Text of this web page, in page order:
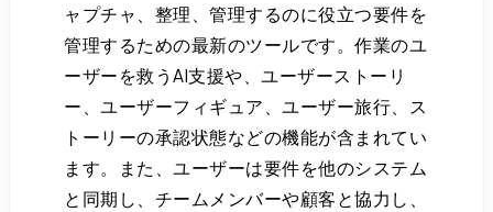
ャプチャ、整理、管理するのに役立つ要件を
管理するための最新のツールです。作業のユ
ーザーを救うAI支援や、ユーザーストーリ
ー、ユーザーフィギュア、ユーザー旅行、ス
トーリーの承認状態などの機能が含まれてい
ます。また、ユーザーは要件を他のシステム
と同期し、チームメンバーや顧客と協力し、